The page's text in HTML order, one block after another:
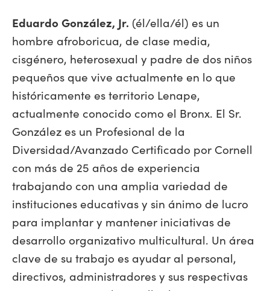
Eduardo González, Jr. (él/ella/él) es un
hombre afroboricua, de clase media,
cisgénero, heterosexual y padre de dos niños
pequeños que vive actualmente en lo que
históricamente es territorio Lenape,
actualmente conocido como el Bronx. El Sr.
González es un Profesional de la
Diversidad/Avanzado Certificado por Cornell
con más de 25 años de experiencia
trabajando con una amplia variedad de
instituciones educativas y sin ánimo de lucro
para implantar y mantener iniciativas de
desarrollo organizativo multicultural. Un área
clave de su trabajo es ayudar al personal,
directivos, administradores y sus respectivas